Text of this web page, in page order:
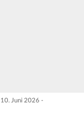
10. Juni 2026 -